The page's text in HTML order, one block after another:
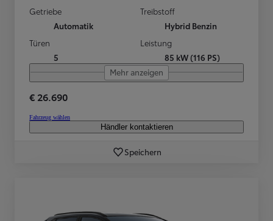
Getriebe
Automatik
Treibstoff
Hybrid Benzin
Türen
5
Leistung
85 kW (116 PS)
Mehr anzeigen
€ 26.690
Fahrzeug wählen
Händler kontaktieren
Speichern